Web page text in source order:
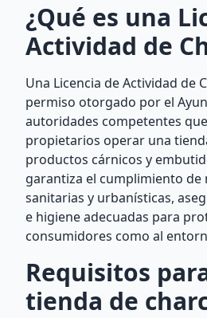
¿Qué es una
Actividad de
Una Licencia de Actividad de
permiso otorgado por el
autoridades competentes
propietarios operar una
productos cárnicos y
garantiza el cumplimiento de
sanitarias y urbanísticas,
e higiene adecuadas para
consumidores como al
Requisitos
tienda de